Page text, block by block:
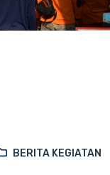
BERITA KEGIATAN